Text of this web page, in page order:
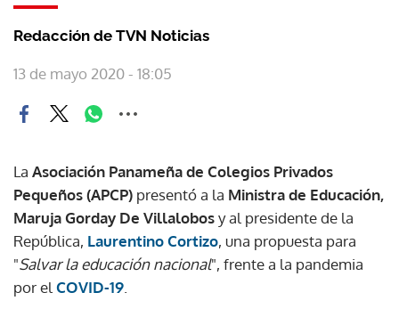
Redacción de TVN Noticias
13 de mayo 2020 - 18:05
La Asociación Panameña de Colegios Privados
Pequeños (APCP) presentó a la Ministra de Educación,
Maruja Gorday De Villalobosy al presidente de la
República, Laurentino Cortizo, una propuesta para
"Salvar la educación nacional", frente a la pandemia
por el COVID-19